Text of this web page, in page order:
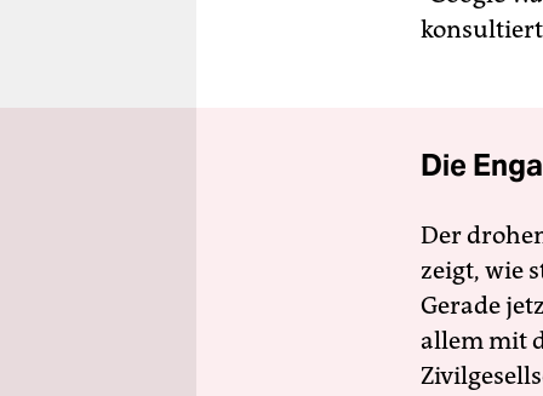
Die
Der
zeigt, wie
Gerade
allem mit